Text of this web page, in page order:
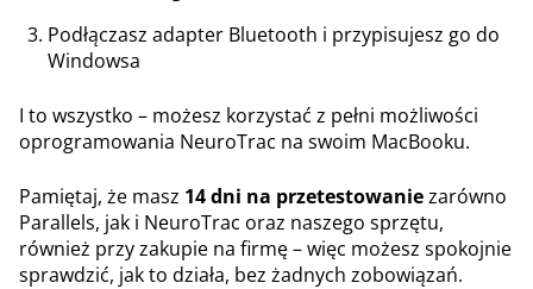
Podłączasz adapter Bluetooth i przypisujesz go do
Windowsa
I to wszystko – możesz korzystać z pełni możliwości
oprogramowania NeuroTrac na swoim MacBooku.
Pamiętaj, że masz 14 dni na przetestowaniezarówno
Parallels, jak i NeuroTrac oraz naszego sprzętu,
również przy zakupie na firmę – więc możesz spokojnie
sprawdzić, jak to działa, bez żadnych zobowiązań.